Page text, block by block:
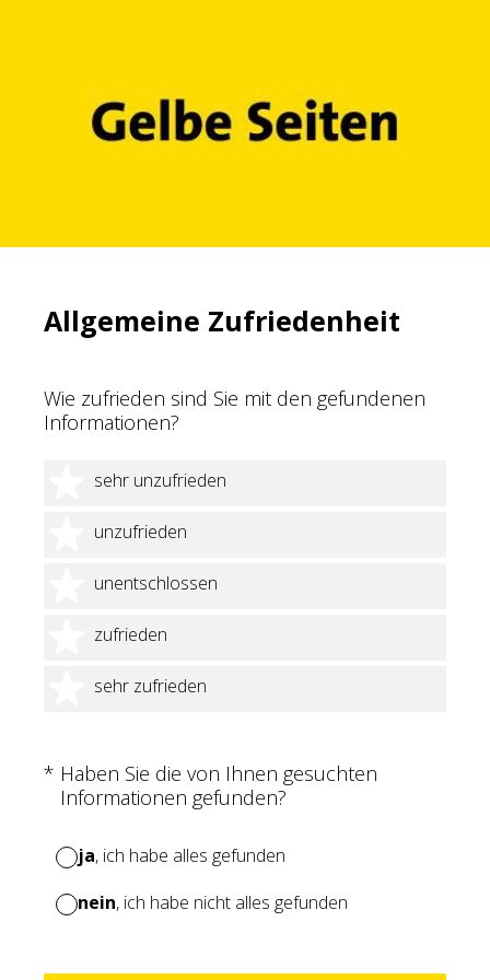
Allgemeine Zufriedenheit
Wie zufrieden sind Sie mit den gefundenen
Informationen?
sehr unzufrieden
1 Stern
unzufrieden
2 Sterne
unentschlossen
3 Sterne
zufrieden
4 Sterne
sehr zufrieden
5 Sterne
* Haben Sie die von Ihnen gesuchten
Informationen gefunden?
(Erforderlich.)
ja, ich habe alles gefunden
nein, ich habe nicht alles gefunden